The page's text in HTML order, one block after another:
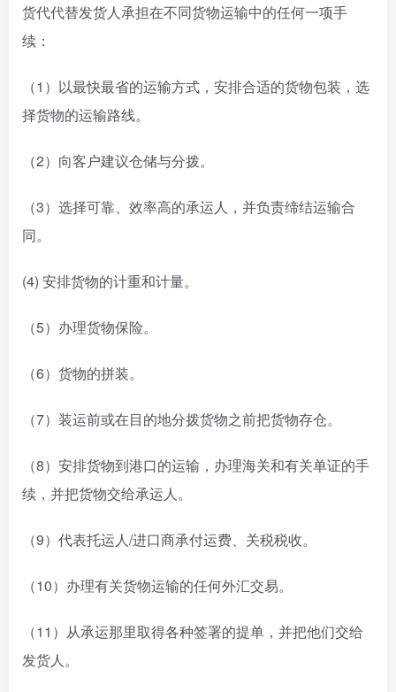
货代代替发货人承担在不同货物运输中的任何一项手
续：
（1）以最快最省的运输方式，安排合适的货物包装，选
择货物的运输路线。
（2）向客户建议仓储与分拨。
（3）选择可靠、效率高的承运人，并负责缔结运输合
同。
(4) 安排货物的计重和计量。
（5）办理货物保险。
（6）货物的拼装。
（7）装运前或在目的地分拨货物之前把货物存仓。
（8）安排货物到港口的运输，办理海关和有关单证的手
续，并把货物交给承运人。
（9）代表托运人/进口商承付运费、关税税收。
（10）办理有关货物运输的任何外汇交易。
（11）从承运那里取得各种签署的提单，并把他们交给
发货人。